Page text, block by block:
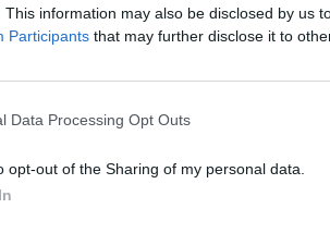
This information may also be disclosed by us
Participants that may further disclose it to
Data Processing Opt Outs
opt-out of the Sharing of my personal data.
3600 zł miesięcznie zamiast 800+.
dzieci do 3. roku życia
2026 19:29